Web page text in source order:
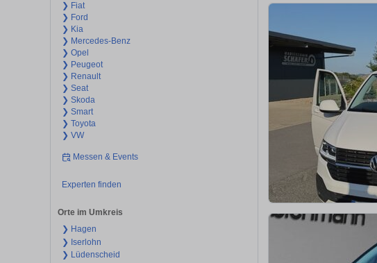
❯ Fiat
❯ Ford
❯ Kia
❯ Mercedes-Benz
❯ Opel
❯ Peugeot
❯ Renault
❯ Seat
❯ Skoda
❯ Smart
❯ Toyota
❯ VW
Messen & Events
Experten finden
Orte im Umkreis
❯ Hagen
❯ Iserlohn
❯ Lüdenscheid